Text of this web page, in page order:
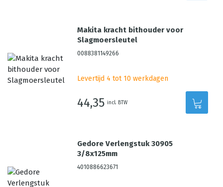
Makita kracht bithouder voor
Slagmoersleutel
0088381149266
Levertijd 4 tot 10 werkdagen
44,35 incl. BTW
Gedore Verlengstuk 30905
3/8x125mm
4010886623671